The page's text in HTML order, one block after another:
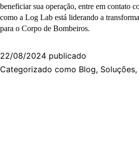
beneficiar sua operação, entre em contato
como a Log Lab está liderando a
para o Corpo de Bombeiros.
22/08/2024 publicado
Categorizado como Blog, Soluções,